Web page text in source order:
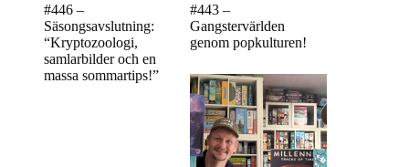
#446 –
Säsongsavslutning:
“Kryptozoologi,
samlarbilder och en
massa sommartips!”
#443 –
Gangstervärlden
genom popkulturen!